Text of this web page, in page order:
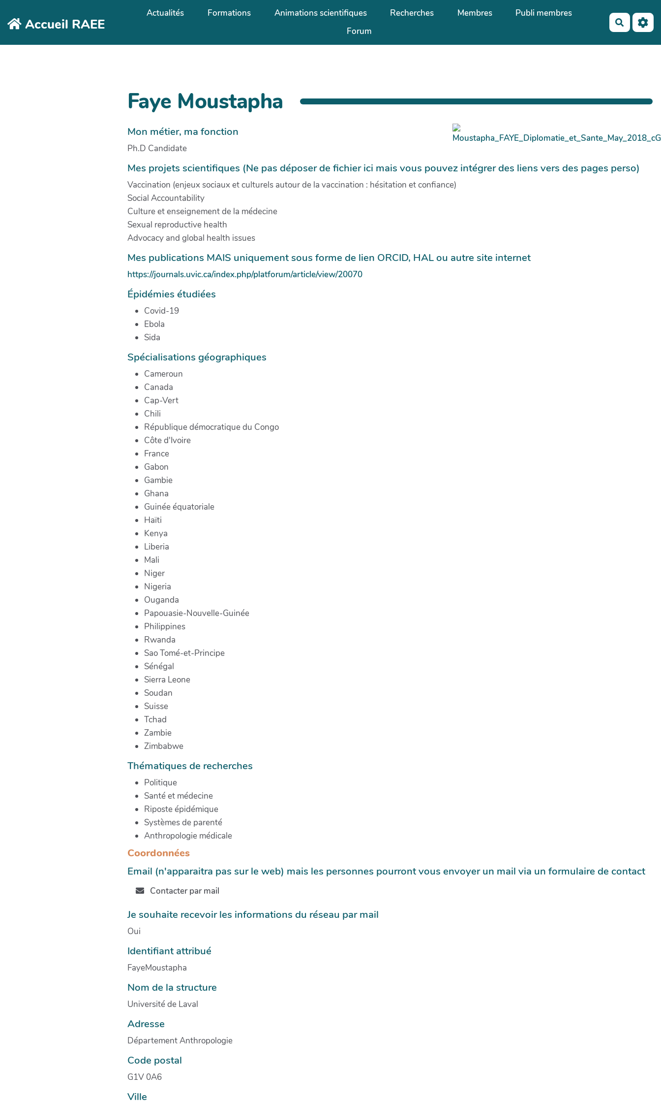
Accueil RAEE
Actualités Formations Animations scientifiques Recherches Membres
Publi membres
Forum
Faye Moustapha
Mon métier, ma fonction
Ph.D Candidate
Mes projets scientifiques (Ne pas déposer de fichier ici mais vous pouvez intégrer des liens vers des pages perso)
Vaccination (enjeux sociaux et culturels autour de la vaccination : hésitation et confiance)
Social Accountability
Culture et enseignement de la médecine
Sexual reproductive health
Advocacy and global health issues
Mes publications MAIS uniquement sous forme de lien ORCID, HAL ou autre site internet
https://journals.uvic.ca/index.php/platforum/article/view/20070
Épidémies étudiées
Covid-19
Ebola
Sida
Spécialisations géographiques
Cameroun
Canada
Cap-Vert
Chili
République démocratique du Congo
Côte d'Ivoire
France
Gabon
Gambie
Ghana
Guinée équatoriale
Haïti
Kenya
Liberia
Mali
Niger
Nigeria
Ouganda
Papouasie-Nouvelle-Guinée
Philippines
Rwanda
Sao Tomé-et-Principe
Sénégal
Sierra Leone
Soudan
Suisse
Tchad
Zambie
Zimbabwe
Thématiques de recherches
Politique
Santé et médecine
Riposte épidémique
Systèmes de parenté
Anthropologie médicale
Coordonnées
Email (n'apparaitra pas sur le web) mais les personnes pourront vous envoyer un mail via un formulaire de contact
Contacter par mail
Je souhaite recevoir les informations du réseau par mail
Oui
Identifiant attribué
FayeMoustapha
Nom de la structure
Université de Laval
Adresse
Département Anthropologie
Code postal
G1V 0A6
Ville